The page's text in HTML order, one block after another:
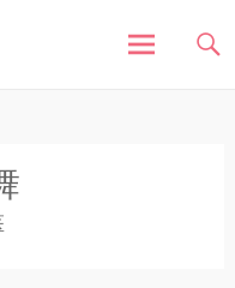
科オンラインジャ
対処法はもちろん、予防接種や健診、子
に関する豆知識まで、小児科医が分かり